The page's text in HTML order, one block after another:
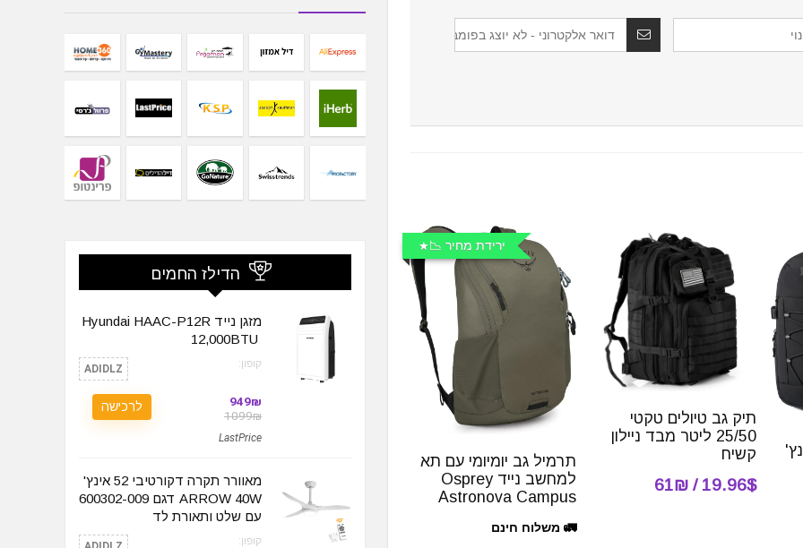
15.6 אינץ'
תיק גב טיולים טקטי
25/50 ליטר מבד ניילון
קשיח
19.96$ / 61₪
ירידת מחיר 📉
תרמיל גב יומיומי עם תא
למחשב נייד Osprey
Astronova Campus
🚛 משלוח חינם
הדילז החמים
מזגן נייד Hyundai HAAC-P12R
קופון: ADIDLZ
949₪
1099₪
LastPrice
לרכישה
מאוורר תקרה דקורטיבי 52 אינץ'
ARROW 40W דגם 600302-009
עם שלט ותאורת לד
קופון: